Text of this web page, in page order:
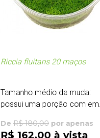
Riccia fluitans 20 maços
Tamanho médio da muda:
possui uma porção com em...
De R$ 180,00por apenas
R$ 162,00 à vista